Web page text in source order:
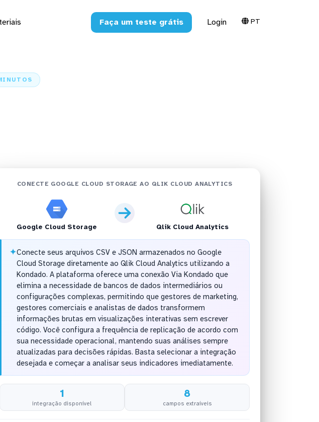
Faça um teste grátis Login PT
CONECTE GOOGLE CLOUD STORAGE AO QLIK CLOUD ANALYTICS
Google Cloud Storage Qlik Cloud Analytics
✦Conecte seus arquivos CSV e JSON armazenados no Google
Cloud Storage diretamente ao Qlik Cloud Analytics utilizando a
Kondado. A plataforma oferece uma conexão Via Kondado que
elimina a necessidade de bancos de dados intermediários ou
configurações complexas, permitindo que gestores de marketing,
gestores comerciais e analistas de dados transformem
informações brutas em visualizações interativas sem escrever
código. Você configura a frequência de replicação de acordo com
sua necessidade operacional, mantendo suas análises sempre
atualizadas para decisões rápidas. Basta selecionar a integração
desejada e começar a analisar seus indicadores imediatamente.
1
integração disponível
8
campos extraíveis